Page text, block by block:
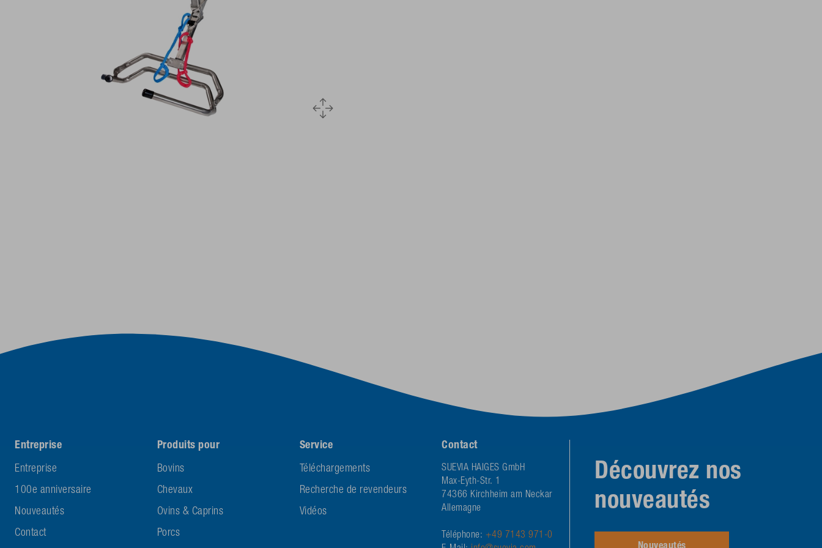
Entreprise
Entreprise
100e anniversaire
Nouveautés
Contact
Produits pour
Bovins
Chevaux
Ovins & Caprins
Porcs
Service
Téléchargements
Recherche de revendeurs
Vidéos
Contact
SUEVIA HAIGES GmbH
Max-Eyth-Str. 1
74366 Kirchheim am Neckar
Allemagne
Téléphone: +49 7143 971-0
Découvrez nos
nouveautés